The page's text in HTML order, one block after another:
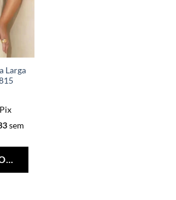
Larga
sem
COMPRAR AGORA